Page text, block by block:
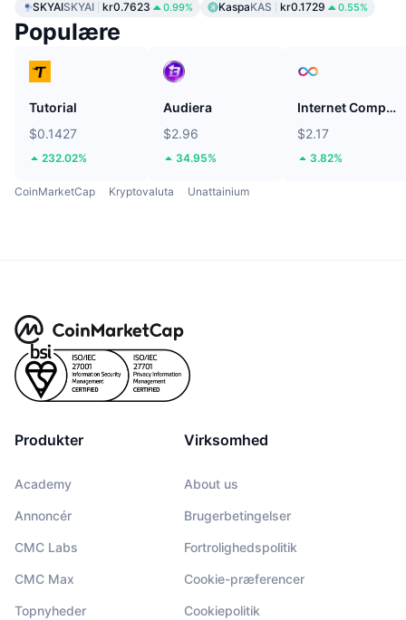
SKYAISKYAI kr0.7623 0.99% KaspaKAS kr0.1729 0.55%
Populære
Tutorial
$0.1427
232.02%
Audiera
$2.96
34.95%
Internet Computer
$2.17
3.82%
CoinMarketCap Kryptovaluta Unattainium
Produkter
Academy
Annoncér
CMC Labs
CMC Max
Topnyheder
Virksomhed
About us
Brugerbetingelser
Fortrolighedspolitik
Cookie-præferencer
Cookiepolitik